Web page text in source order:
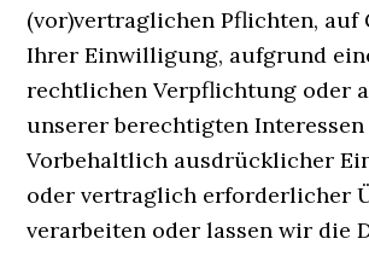
(vor)vertraglichen Pflichten, auf
Ihrer Einwilligung, aufgrund
rechtlichen Verpflichtung oder
unserer berechtigten Interessen
Vorbehaltlich ausdrücklicher
oder vertraglich erforderlicher
verarbeiten oder lassen wir die